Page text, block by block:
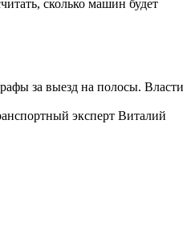
сколько машин будет
за выезд на полосы. Власти
эксперт Виталий